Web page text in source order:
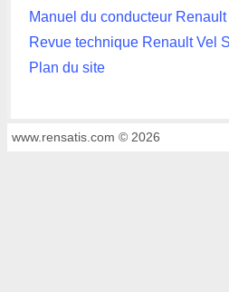
Manuel du conducteur
Revue technique Renault Vel
Plan du site
www.rensatis.com © 2026